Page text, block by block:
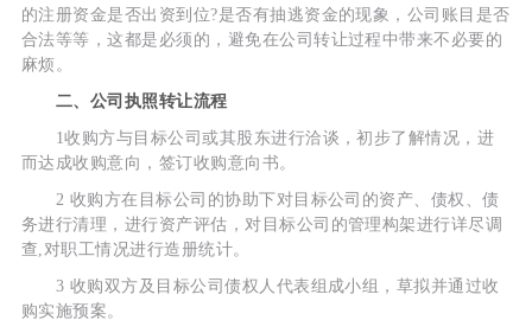
的注册资金是否出资到位?是否有抽逃资金的现象，公司账目是否
合法等等，这都是必须的，避免在公司转让过程中带来不必要的
麻烦。
二、公司执照转让流程
1收购方与目标公司或其股东进行洽谈，初步了解情况，进
而达成收购意向，签订收购意向书。
2 收购方在目标公司的协助下对目标公司的资产、债权、债
务进行清理，进行资产评估，对目标公司的管理构架进行详尽调
查,对职工情况进行造册统计。
3 收购双方及目标公司债权人代表组成小组，草拟并通过收
购实施预案。